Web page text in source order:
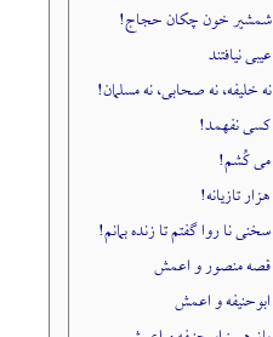
شمشیر خون چکان حجاج!
عیبی نیافتند
نه خلیفه، نه صحابی، نه مسلمان!
کسی نفهمد!
می کُشم!
هزار تازیانه!
سخنی نا روا گفتم تا زنده بمانم!
قصه منصور و اعمش
ابوحنیفه و اعمش